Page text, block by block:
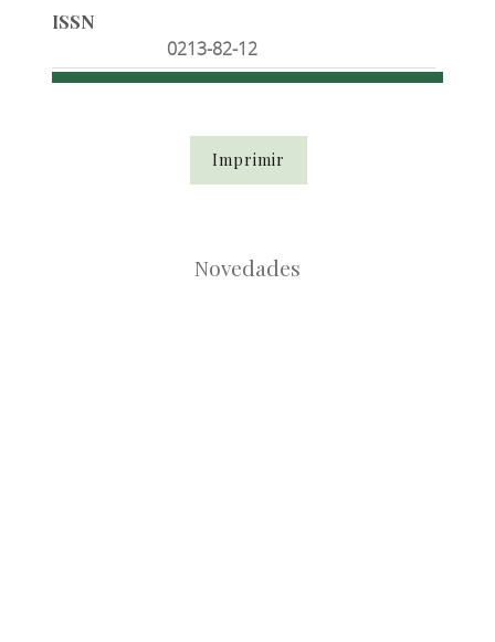
ISSN
0213-82-12
Imprimir
Novedades